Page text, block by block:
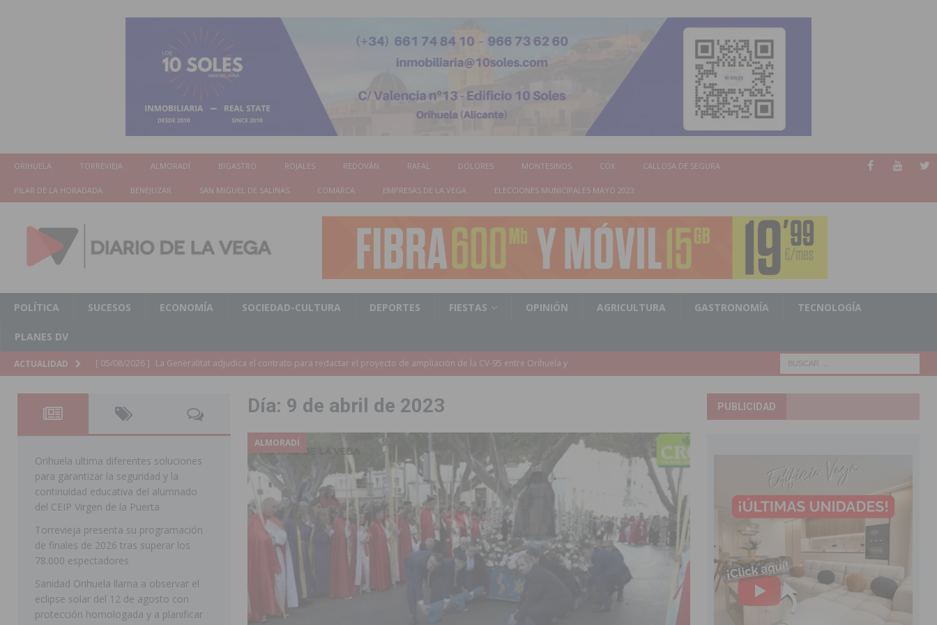
ORIHUELA TORREVIEJA ALMORADÍ BIGASTRO ROJALES REDOVÁN RAFAL DOLORES MONTESINOS COX CALLOSA DE SEGURA
PILAR DE LA HORADADA BENEJUZAR SAN MIGUEL DE SALINAS COMARCA EMPRESAS DE LA VEGA ELECCIONES MUNICIPALES MAYO 2023
POLÍTICA SUCESOS ECONOMÍA SOCIEDAD-CULTURA DEPORTES FIESTAS OPINIÓN AGRICULTURA GASTRONOMÍA TECNOLOGÍA
PLANES DV
ACTUALIDAD [ 05/08/2026 ] La Generalitat adjudica el contrato para redactar el proyecto de ampliación de la CV-95 entre Orihuela y
[ 05/08/2026 ]
Pilar de la Horadada celebra una nueva edición de ‘El Mojón en Movimiento’ con torneos de fútbol sala
DE LA HORADADA
[ 05/08/2026 ] San Miguel de Salinas acogerá el espectáculo ‘Desempolsant’ dentro del Festival ManIAC Test 2026
SAN
MIGUEL DE SALINAS
[ 05/08/2026 ] Quince años compartiendo la pasión por el golf
ORIHUELA
[ 05/08/2026 ] La Guardia Civil detiene a un hombre en Torrevieja tras ser sorprendido con un arma de fuego en la vía pública
TORREVIEJA
El Hospital Vega Baja disminuye desde 2023 un 75% la demora quirúrgica de los pacientes con riesgo vital
ORIHUELA
Día: 9 de abril de 2023
ALMORADÍ
Orihuela ultima diferentes soluciones
para garantizar la seguridad y la
continuidad educativa del alumnado
del CEIP Virgen de la Puerta
Torrevieja presenta su programación
de finales de 2026 tras superar los
78.000 espectadores
Sanidad Orihuela llama a observar el
eclipse solar del 12 de agosto con
protección homologada y a planificar
PUBLICIDAD